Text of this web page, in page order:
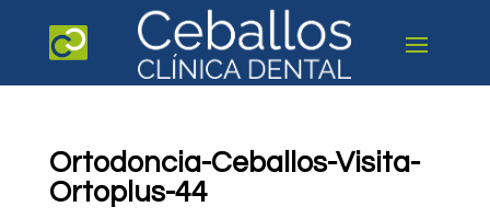
Ortodoncia-Ceballos-Visita-
Ortoplus-44